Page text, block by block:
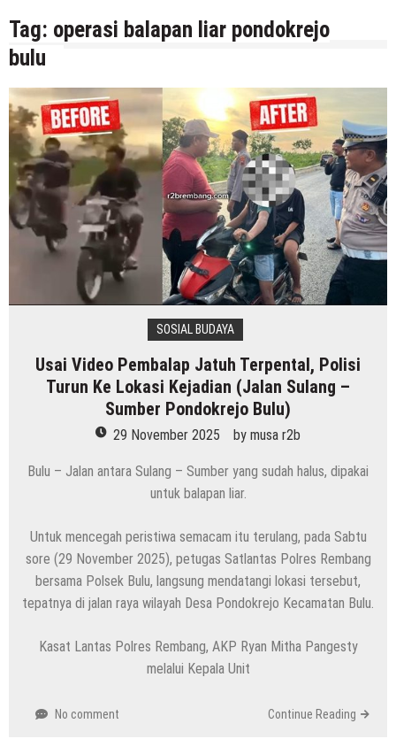
Tag: operasi balapan liar pondokrejo
bulu
SOSIAL BUDAYA
Usai Video Pembalap Jatuh Terpental, Polisi
Turun Ke Lokasi Kejadian (Jalan Sulang –
Sumber Pondokrejo Bulu)
29 November 2025 by musa r2b
Bulu – Jalan antara Sulang – Sumber yang sudah halus, dipakai
untuk balapan liar.
Untuk mencegah peristiwa semacam itu terulang, pada Sabtu
sore (29 November 2025), petugas Satlantas Polres Rembang
bersama Polsek Bulu, langsung mendatangi lokasi tersebut,
tepatnya di jalan raya wilayah Desa Pondokrejo Kecamatan Bulu.
Kasat Lantas Polres Rembang, AKP Ryan Mitha Pangesty
melalui Kepala Unit
No comment Continue Reading